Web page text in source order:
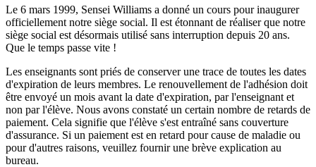
Le 6 mars 1999, Sensei Williams a donné un cours pour inaugurer
officiellement notre siège social. Il est étonnant de réaliser que notre
siège social est désormais utilisé sans interruption depuis 20 ans.
Que le temps passe vite !
Les enseignants sont priés de conserver une trace de toutes les dates
d'expiration de leurs membres. Le renouvellement de l'adhésion doit
être envoyé un mois avant la date d'expiration, par l'enseignant et
non par l'élève. Nous avons constaté un certain nombre de retards de
paiement. Cela signifie que l'élève s'est entraîné sans couverture
d'assurance. Si un paiement est en retard pour cause de maladie ou
pour d'autres raisons, veuillez fournir une brève explication au
bureau.